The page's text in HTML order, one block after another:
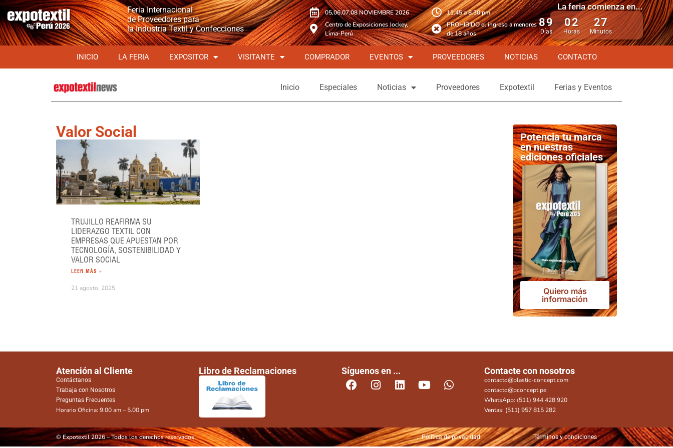
Feria Internacional
de Proveedores para
la Industria Textil y Confecciones
05,06,07,08 NOVIEMBRE 2026
Centro de Exposiciones Jockey,
Lima-Perú
11.45 a 8.30 pm
PROHIBIDO el ingreso a menores
de 18 años
La feria comienza en...
89
Días
02
Horas
27
Minutos
INICIO LA FERIA EXPOSITOR VISITANTE COMPRADOR EVENTOS PROVEEDORES NOTICIAS CONTACTO
Inicio Especiales Noticias Proveedores Expotextil Ferias y Eventos
Valor Social
TRUJILLO REAFIRMA SU
LIDERAZGO TEXTIL CON
EMPRESAS QUE APUESTAN POR
TECNOLOGÍA, SOSTENIBILIDAD Y
VALOR SOCIAL
LEER MÁS »
21 agosto, 2025
Potencia tu marca
en nuestras
ediciones oficiales
Quiero más
información
Atención al Cliente
Contáctanos
Trabaja con Nosotros
Preguntas Frecuentes
Horario Oficina: 9.00 am – 5.00 pm
Libro de Reclamaciones Síguenos en ... Contacte con nosotros
contacto@plastic-concept.com
contacto@pconcept.pe
WhatsApp: (511) 944 428 920
Ventas: (511) 957 815 282
© Expotextil 2026 – Todos los derechos reservados Política de privacidad Términos y condiciones